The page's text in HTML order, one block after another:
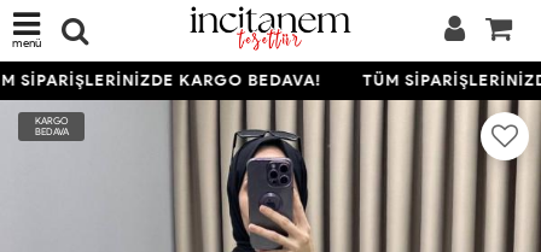
menü
SİPARİŞLERİNİZDE KARGO BEDAVA! TÜM
KARGO
BEDAVA